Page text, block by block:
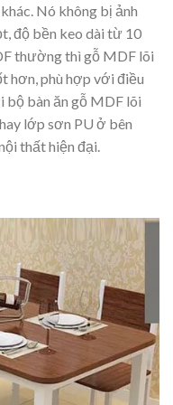
Nó không bị ảnh
độ bền keo dài từ 10
thường thì gỗ MDF lõi
hơn, phù hợp với điều
bàn ăn gỗ MDF lõi
lớp sơn PU ở bên
thất hiện đại.